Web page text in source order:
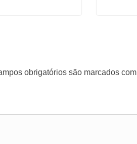
obrigatórios são marcados com